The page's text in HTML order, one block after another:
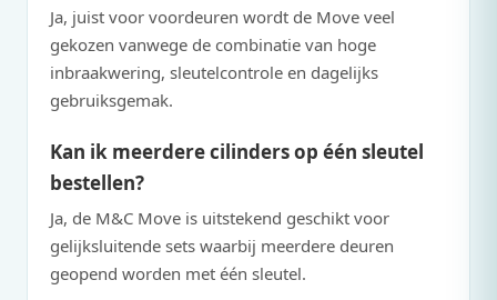
Ja, juist voor voordeuren wordt de Move veel
gekozen vanwege de combinatie van hoge
inbraakwering, sleutelcontrole en dagelijks
gebruiksgemak.
Kan ik meerdere cilinders op één sleutel
bestellen?
Ja, de M&C Move is uitstekend geschikt voor
gelijksluitende sets waarbij meerdere deuren
geopend worden met één sleutel.